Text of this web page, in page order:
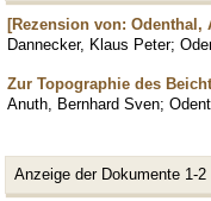
[Rezension von: Odenthal,
Dannecker, Klaus Peter;
Zur Topographie des
Anuth, Bernhard Sven;
Anzeige der Dokumente 1-2